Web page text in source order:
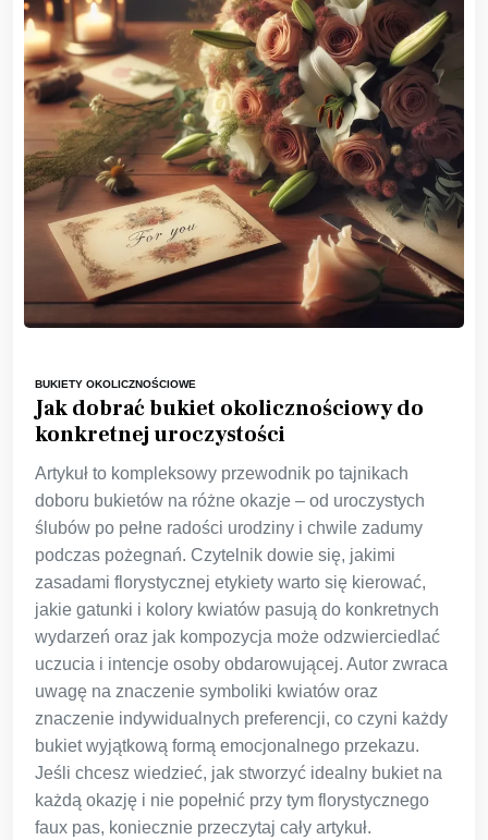
BUKIETY OKOLICZNOŚCIOWE
Jak dobrać bukiet okolicznościowy do
konkretnej uroczystości
Artykuł to kompleksowy przewodnik po tajnikach
doboru bukietów na różne okazje – od uroczystych
ślubów po pełne radości urodziny i chwile zadumy
podczas pożegnań. Czytelnik dowie się, jakimi
zasadami florystycznej etykiety warto się kierować,
jakie gatunki i kolory kwiatów pasują do konkretnych
wydarzeń oraz jak kompozycja może odzwierciedlać
uczucia i intencje osoby obdarowującej. Autor zwraca
uwagę na znaczenie symboliki kwiatów oraz
znaczenie indywidualnych preferencji, co czyni każdy
bukiet wyjątkową formą emocjonalnego przekazu.
Jeśli chcesz wiedzieć, jak stworzyć idealny bukiet na
każdą okazję i nie popełnić przy tym florystycznego
faux pas, koniecznie przeczytaj cały artykuł.